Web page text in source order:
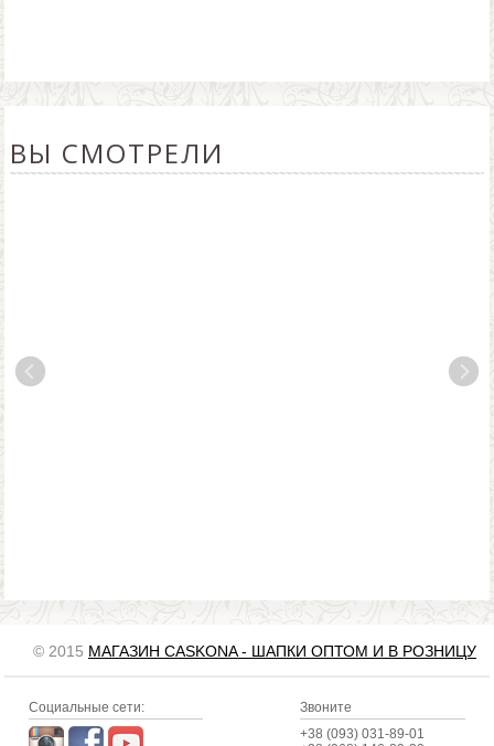
ВЫ СМОТРЕЛИ
© 2015 МАГАЗИН CASKONA - ШАПКИ ОПТОМ И В РОЗНИЦУ
Социальные сети:
Звоните
+38 (093) 031-89-01